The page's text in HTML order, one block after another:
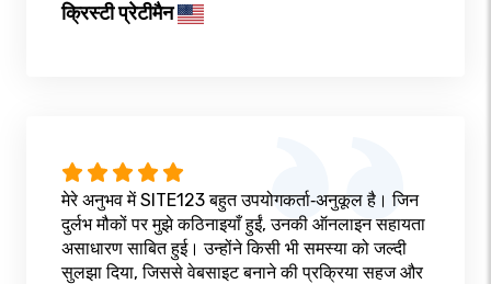
क्रिस्टी प्रेटीमैन
मेरे अनुभव में SITE123 बहुत उपयोगकर्ता‑अनुकूल है। जिन
दुर्लभ मौकों पर मुझे कठिनाइयाँ हुईं, उनकी ऑनलाइन सहायता
असाधारण साबित हुई। उन्होंने किसी भी समस्या को जल्दी
सुलझा दिया, जिससे वेबसाइट बनाने की प्रक्रिया सहज और